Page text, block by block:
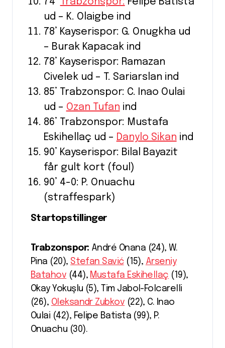
ud – K. Olaigbe ind
78’ Kayserispor: G. Onugkha ud
– Burak Kapacak ind
78’ Kayserispor: Ramazan
Civelek ud – T. Sariarslan ind
85’ Trabzonspor: C. Inao Oulai
ud – Ozan Tufan ind
86’ Trabzonspor: Mustafa
Eskihellaç ud – Danylo Sikan ind
90’ Kayserispor: Bilal Bayazit
får gult kort (foul)
90’ 4-0: P. Onuachu
(straffespark)
Startopstillinger
Trabzonspor: André Onana (24), W.
Pina (20), Stefan Savić(15), Arseniy
Batahov (44), Mustafa Eskihellaç (19),
Okay Yokuşlu (5), Tim Jabol-Folcarelli
(26), Oleksandr Zubkov (22), C. Inao
Oulai (42), Felipe Batista (99), P.
Onuachu (30).